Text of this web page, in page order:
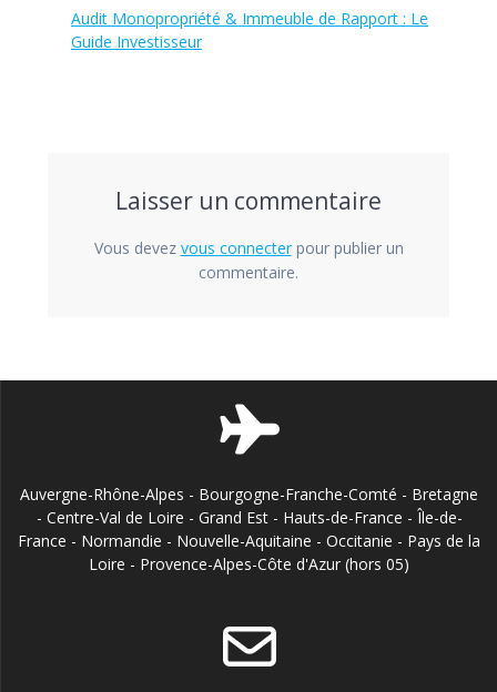
Audit Monopropriété & Immeuble de Rapport : Le
Guide Investisseur
Laisser un commentaire
Vous devez vous connecterpour publier un
commentaire.
Auvergne-Rhône-Alpes - Bourgogne-Franche-Comté - Bretagne
- Centre-Val de Loire - Grand Est - Hauts-de-France - Île-de-
France - Normandie - Nouvelle-Aquitaine - Occitanie - Pays de la
Loire - Provence-Alpes-Côte d'Azur (hors 05)